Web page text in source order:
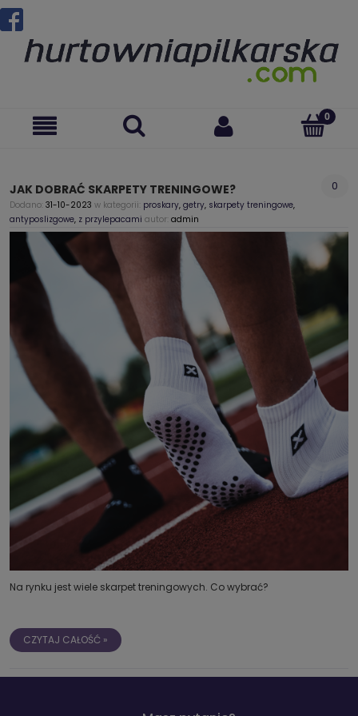
JAK DOBRAĆ SKARPETY TRENINGOWE? 0
Dodano: 31-10-2023 w kategorii: proskary, getry, skarpety treningowe,
antyposlizgowe, z przylepacami autor: admin
Na rynku jest wiele skarpet treningowych. Co wybrać?
CZYTAJ CAŁOŚĆ »